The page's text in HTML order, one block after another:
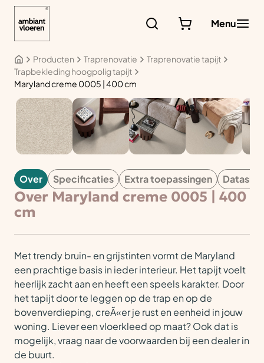
Menu
Producten Traprenovatie
Traprenovatie tapijt
Trapbekleding hoogpolig tapijt
Maryland creme 0005 | 400 cm
TAPIJT
Over Specificaties Extra toepassingen
Over Maryland creme 0005 | 400
cm
Met trendy bruin- en grijstinten vormt de Maryland
een prachtige basis in ieder interieur. Het tapijt voelt
heerlijk zacht aan en heeft een speels karakter. Door
het tapijt door te leggen op de trap en op de
bovenverdieping, creÃ«er je rust en eenheid in jouw
woning. Liever een vloerkleed op maat? Ook dat is
mogelijk, vraag naar de voorwaarden bij een dealer in
de buurt.